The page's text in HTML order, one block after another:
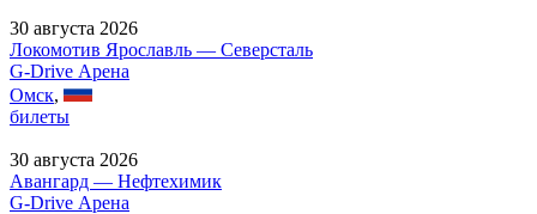
30 августа 2026
Локомотив Ярославль — Северсталь
G-Drive Арена
Омск,
билеты
30 августа 2026
Авангард — Нефтехимик
G-Drive Арена